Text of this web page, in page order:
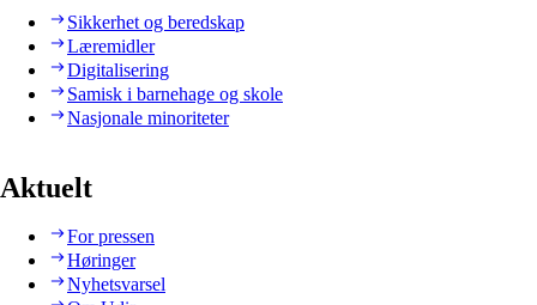
Sikkerhet og beredskap
Læremidler
Digitalisering
Samisk i barnehage og skole
Nasjonale minoriteter
Aktuelt
For pressen
Høringer
Nyhetsvarsel